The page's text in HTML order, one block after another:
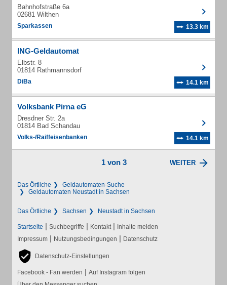
Bahnhofstraße 6a
02681 Wilthen
Sparkassen 13.3 km
ING-Geldautomat
Elbstr. 8
01814 Rathmannsdorf
DiBa 14.1 km
Volksbank Pirna eG
Dresdner Str. 2a
01814 Bad Schandau
Volks-/Raiffeisenbanken 14.1 km
1 von 3 WEITER
Das Örtliche
Geldautomaten-Suche
Geldautomaten Neustadt in Sachsen
Das Örtliche Sachsen Neustadt in Sachsen
Startseite | Suchbegriffe | Kontakt | Inhalte melden
Impressum | Nutzungsbedingungen | Datenschutz
Datenschutz-Einstellungen
Facebook - Fan werden | Auf Instagram folgen